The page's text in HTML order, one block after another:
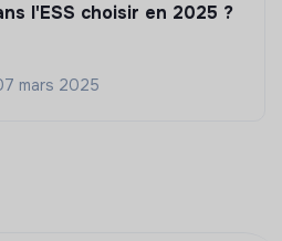
l'ESS choisir en 2025 ?
mars 2025